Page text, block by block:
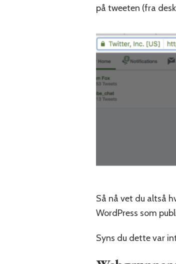
på tweeten (fra
Så nå vet du altså
WordPress som
Syns du dette var